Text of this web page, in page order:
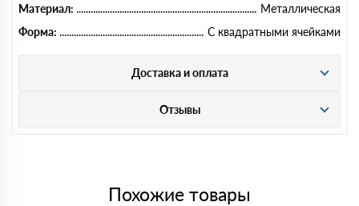
Материал:
Металлическая
Форма:
С квадратными ячейками
Доставка и оплата
Отзывы
Похожие товары